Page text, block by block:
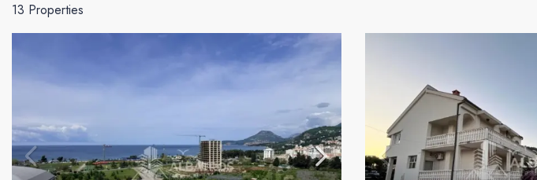
13 Properties